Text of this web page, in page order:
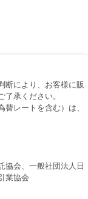
断により、お客様に販
承ください。
レートを含む）は、
会、一般社団法人日
業協会